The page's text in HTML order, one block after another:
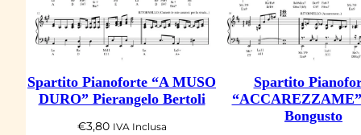
Spartito Pianoforte “A MUSO
DURO” Pierangelo Bertoli
€3,80 IVA Inclusa
Spartito
Bongusto